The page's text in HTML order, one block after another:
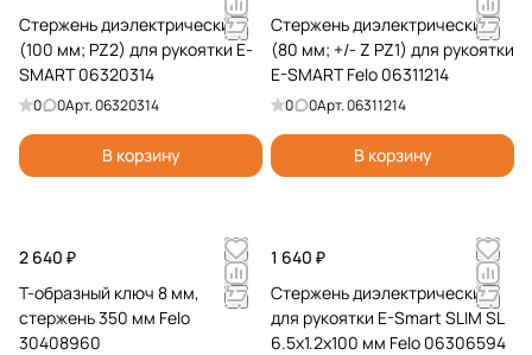
Стержень диэлектрический
(100 мм; PZ2) для рукоятки E-
SMART 06320314
0 0Арт.06320314
В корзину
Стержень диэлектрический
(80 мм; +/- Z PZ1) для рукоятки
E-SMART Felo 06311214
0 0Арт.06311214
В корзину
2 640 ₽
T-образный ключ 8 мм,
стержень 350 мм Felo
30408960
1 640 ₽
Стержень диэлектрический
для рукоятки E-Smart SLIM SL
6.5x1.2x100 мм Felo 06306594